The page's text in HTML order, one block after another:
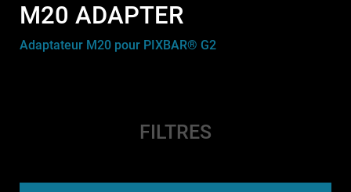
M20 ADAPTER
Adaptateur M20 pour PIXBAR® G2
FILTRES